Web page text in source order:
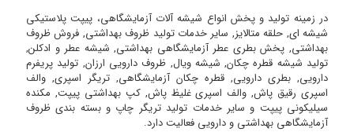
در زمینه تولید و پخش انواع شیشه آلات آزمایشگاهی، پیپت پلاستیکی
شیشه ای, حلقه متالایز, سایر خدمات تولید ظروف بهداشتی, فروش ظروف
بهداشتی, پخش بطری عطر آزمایشگاهی بهداشتی, شیشه عطر و ادکلن,
تولید شیشه قطره چکان, شیشه ویال, ظروف دارویی ارزان, تولید پریفرم
دارویی, بطری دارویی, قطره چکان آزمایشگاهی, تریگر اسپری, والف
اسپری رقیق پاش, والف اسپری غلیظ پاش, کپ بهداشتی پیپت, مکنده
سیلیکونی پیپت و سایر خدمات تولید تریگر چاپ و بسته بندی ظروف
آزمایشگاهی بهداشتی و دارویی فعالیت دارد.